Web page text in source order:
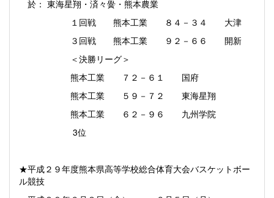
於： 東海星翔・済々黌・熊本農業
１回戦 熊本工業 ８４－３４ 大津
３回戦 熊本工業 ９２－６６ 開新
＜決勝リーグ＞
熊本工業 ７２－６１ 国府
熊本工業 ５９－７２ 東海星翔
熊本工業 ６２－９６ 九州学院
3位
★平成２９年度熊本県高等学校総合体育大会バスケットボー
ル競技